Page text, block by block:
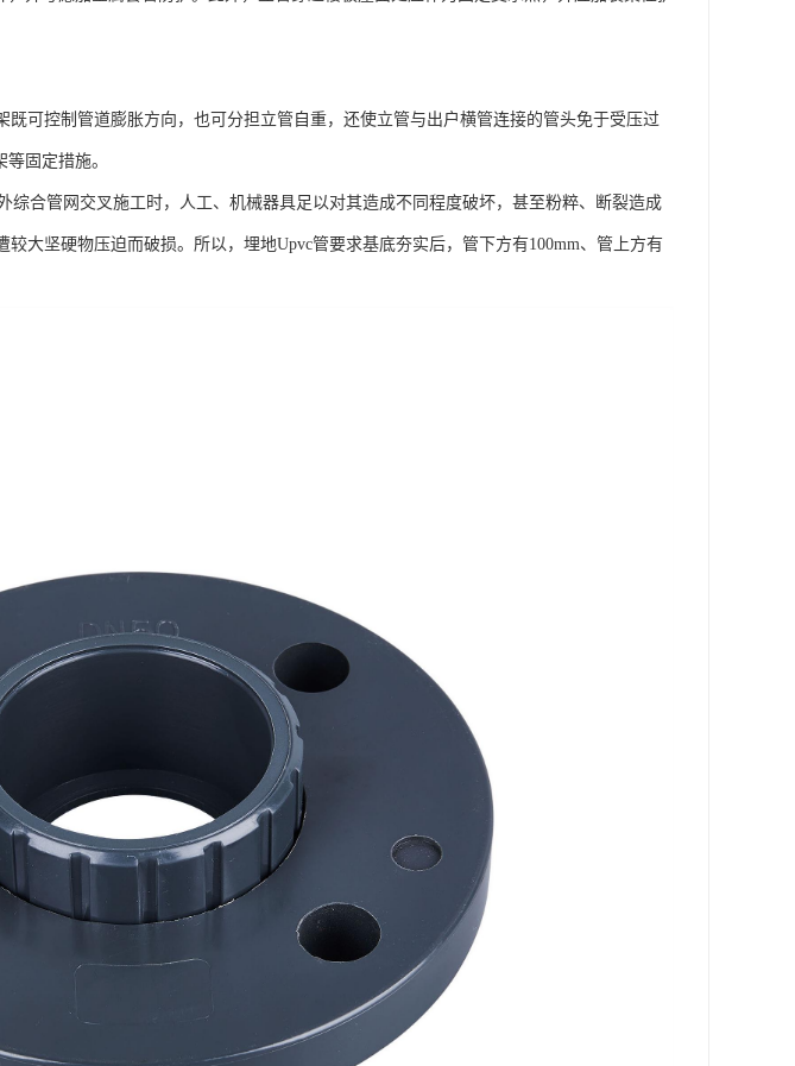
可控制管道膨胀方向，也可分担立管自重，还使立管与出户横管连接的管头免于受压过
固定措施。
综合管网交叉施工时，人工、机械器具足以对其造成不同程度破坏，甚至粉粹、断裂造成
大坚硬物压迫而破损。所以，埋地Upvc管要求基底夯实后，管下方有100mm、管上方有